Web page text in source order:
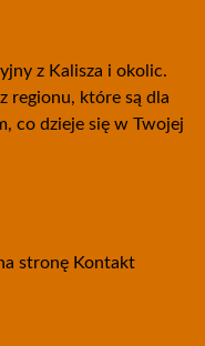
z Kalisza i okolic.
regionu, które są dla
co dzieje się w Twojej
stronę Kontakt